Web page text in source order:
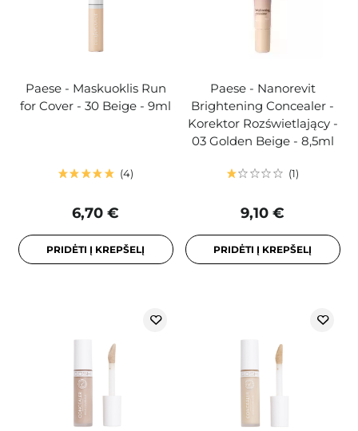
Paese - Maskuoklis Run
for Cover - 30 Beige - 9ml
4
6,70 €
PRIDĖTI Į KREPŠELĮ
Paese - Nanorevit
Brightening Concealer -
Korektor Rozświetlający -
03 Golden Beige - 8,5ml
1
9,10 €
PRIDĖTI Į KREPŠELĮ